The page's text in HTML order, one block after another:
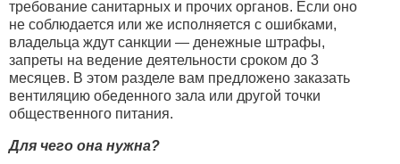
требование санитарных и прочих органов. Если оно
не соблюдается или же исполняется с ошибками,
владельца ждут санкции — денежные штрафы,
запреты на ведение деятельности сроком до 3
месяцев. В этом разделе вам предложено заказать
вентиляцию обеденного зала или другой точки
общественного питания.
Для чего она нужна?